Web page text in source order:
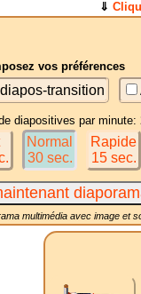
⇓
vos préférences
transition
diapositives par minute:
Normal
30 sec.
Rapide
15 sec.
multimédia avec image et